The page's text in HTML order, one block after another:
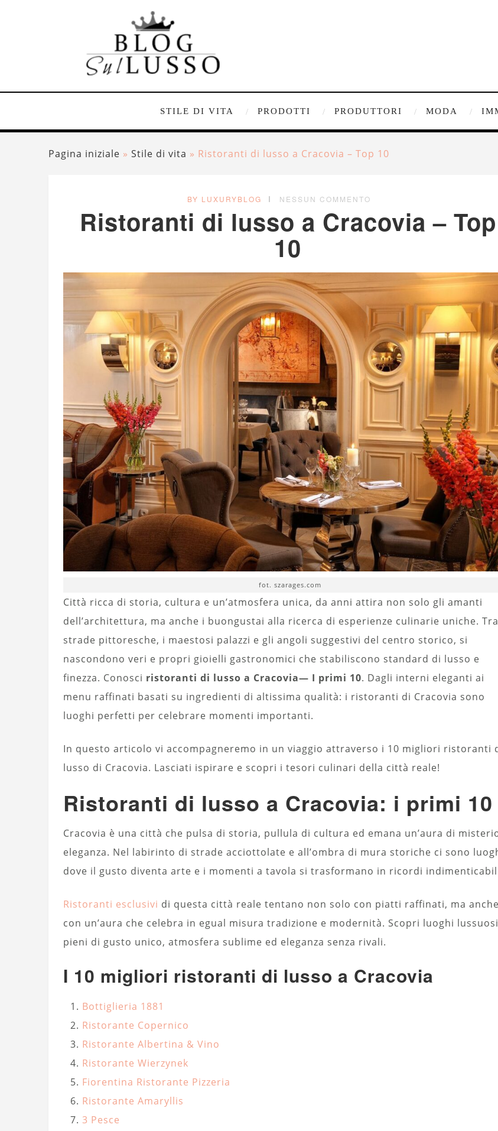
STILE DI VITA PRODOTTI PRODUTTORI MODA
Pagina iniziale » Stile di vita » Ristoranti di lusso a Cracovia – Top 10
BY LUXURYBLOG NESSUN COMMENTO
Ristoranti di lusso a Cracovia – Top
10
fot. szarages.com
Città ricca di storia, cultura e un’atmosfera unica, da anni attira non solo gli amanti
dell’architettura, ma anche i buongustai alla ricerca di esperienze culinarie uniche.
strade pittoresche, i maestosi palazzi e gli angoli suggestivi del centro storico, si
nascondono veri e propri gioielli gastronomici che stabiliscono standard di lusso e
finezza. Conosci ristoranti di lusso a Cracovia— I primi 10. Dagli interni eleganti ai
menu raffinati basati su ingredienti di altissima qualità: i ristoranti di Cracovia sono
luoghi perfetti per celebrare momenti importanti.
In questo articolo vi accompagneremo in un viaggio attraverso i 10 migliori ristoranti
lusso di Cracovia. Lasciati ispirare e scopri i tesori culinari della città reale!
Ristoranti di lusso a Cracovia: i primi 10
Cracovia è una città che pulsa di storia, pullula di cultura ed emana un’aura di
eleganza. Nel labirinto di strade acciottolate e all’ombra di mura storiche ci sono
dove il gusto diventa arte e i momenti a tavola si trasformano in ricordi
Ristoranti esclusivi di questa città reale tentano non solo con piatti raffinati, ma anche
con un’aura che celebra in egual misura tradizione e modernità. Scopri luoghi lussuosi
pieni di gusto unico, atmosfera sublime ed eleganza senza rivali.
I 10 migliori ristoranti di lusso a Cracovia
Bottiglieria 1881
Ristorante Copernico
Ristorante Albertina & Vino
Ristorante Wierzynek
Fiorentina Ristorante Pizzeria
Ristorante Amaryllis
3 Pesce